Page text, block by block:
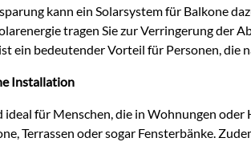
kann ein Solarsystem für Balkone
tragen Sie zur Verringerung der
ein bedeutender Vorteil für Personen,
Installation
ideal für Menschen, die in Wohnungen
Terrassen oder sogar Fensterbänke.